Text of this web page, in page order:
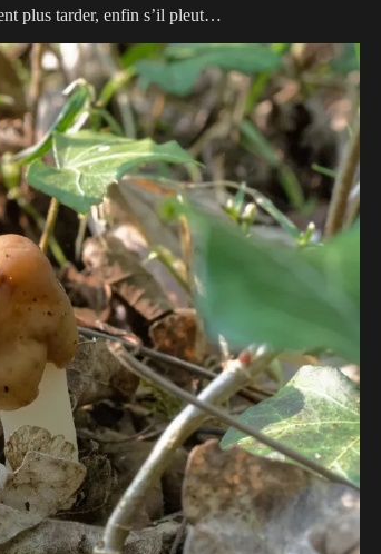
plus tarder, enfin s’il pleut…